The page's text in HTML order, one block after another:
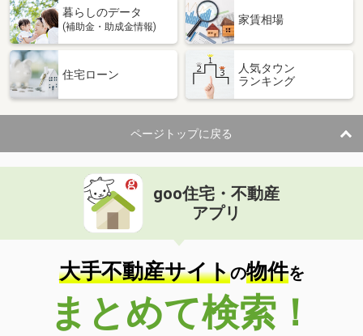
暮らしのデータ
(補助金・助成金情報)
家賃相場
住宅ローン
人気タウン
ランキング
ページトップに戻る
goo住宅・不動産
アプリ
大手不動産サイトの物件を
まとめて検索！